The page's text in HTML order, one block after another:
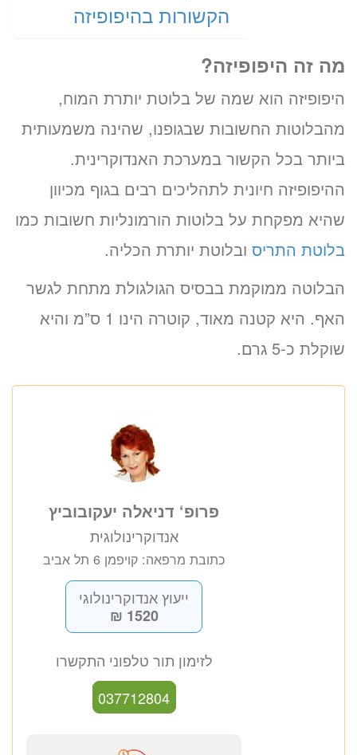
הקשורות בהיפופיזה
מה זה היפופיזה?
היפופיזה הוא שמה של בלוטת יותרת המוח,
מהבלוטות החשובות שבגופנו, שהינה משמעותית
ביותר בכל הקשור במערכת האנדוקרינית.
ההיפופיזה חיונית לתהליכים רבים בגוף מכיוון
שהיא מפקחת על בלוטות הורמונליות חשובות כמו
בלוטת התריס ובלוטת יותרת הכליה.
הבלוטה ממוקמת בבסיס הגולגולת מתחת לגשר
האף. היא קטנה מאוד, קוטרה הינו 1 ס”מ והיא
שוקלת כ-5 גרם.
פרופ‘ דניאלה יעקובוביץ
אנדוקרינולוגית
כתובת מרפאה: קויפמן 6 תל אביב
ייעוץ אנדוקרינולוגי